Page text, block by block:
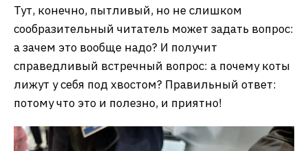
Тут, конечно, пытливый, но не слишком
сообразительный читатель может задать вопрос:
а зачем это вообще надо? И получит
справедливый встречный вопрос: а почему коты
лижут у себя под хвостом? Правильный ответ:
потому что это и полезно, и приятно!